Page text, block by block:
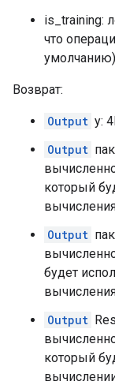
is_training:
что
Возврат:
Output y:
Output
который
Output
будет
Output
который